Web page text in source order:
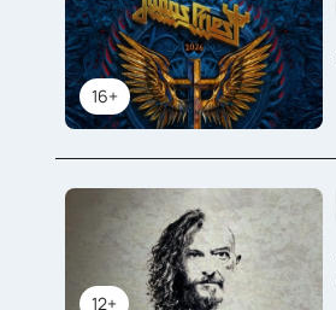
16+
12+